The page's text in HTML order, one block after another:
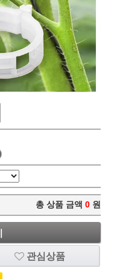
총 상품 금액 0 원
관심상품